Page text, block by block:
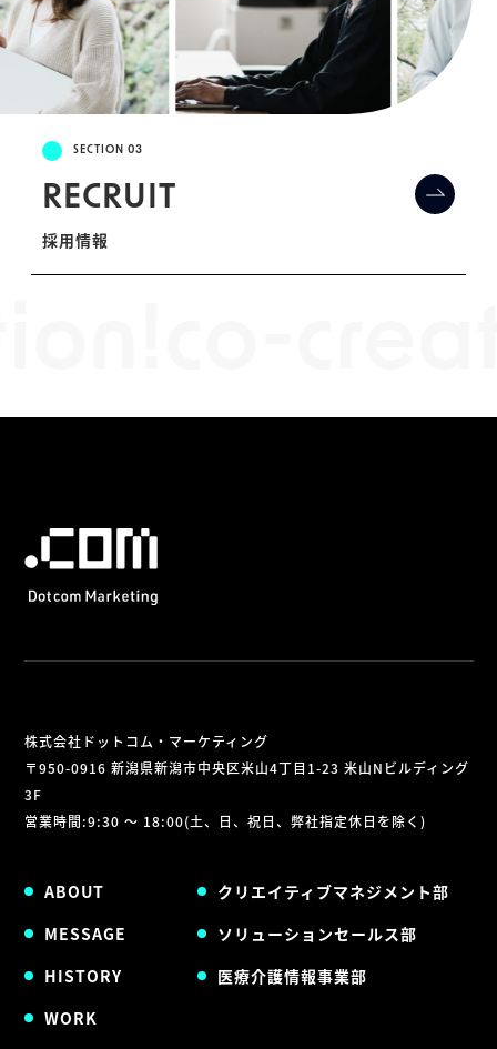
SECTION 03
RECRUIT
採用情報
株式会社ドットコム・マーケティング
〒950-0916 新潟県新潟市中央区米山4丁目1-23 米山Nビルディング
3F
営業時間:9:30 ～ 18:00(土、日、祝日、弊社指定休日を除く)
ABOUT
MESSAGE
HISTORY
WORK
クリエイティブマネジメント部
ソリューションセールス部
医療介護情報事業部